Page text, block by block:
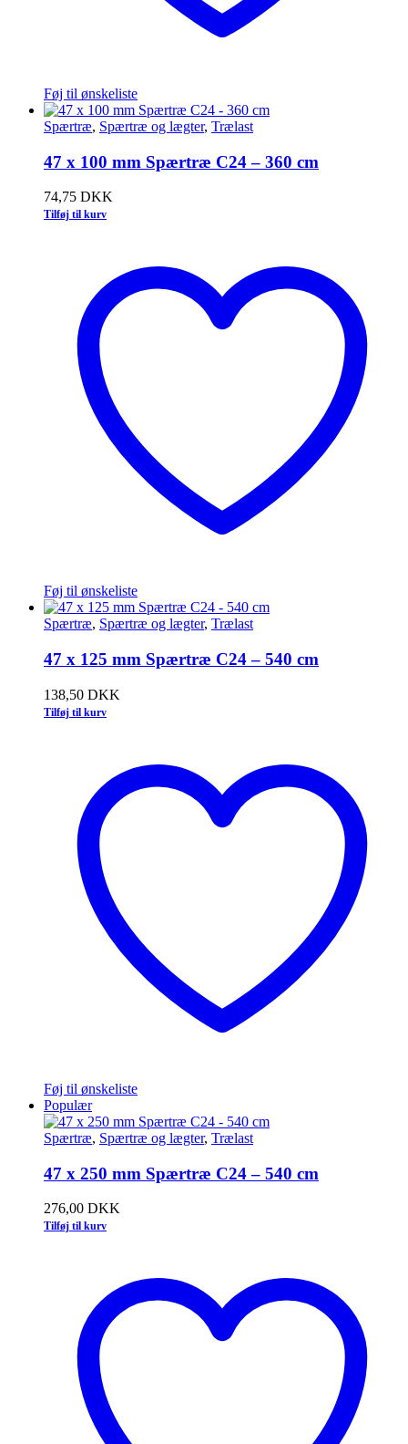
Føj til ønskeliste
Spærtræ, Spærtræ og lægter, Trælast
47 x 100 mm Spærtræ C24 – 360 cm
74,75 DKK
Tilføj til kurv
Føj til ønskeliste
Spærtræ, Spærtræ og lægter, Trælast
47 x 125 mm Spærtræ C24 – 540 cm
138,50 DKK
Tilføj til kurv
Føj til ønskeliste
Populær
Spærtræ, Spærtræ og lægter, Trælast
47 x 250 mm Spærtræ C24 – 540 cm
276,00 DKK
Tilføj til kurv